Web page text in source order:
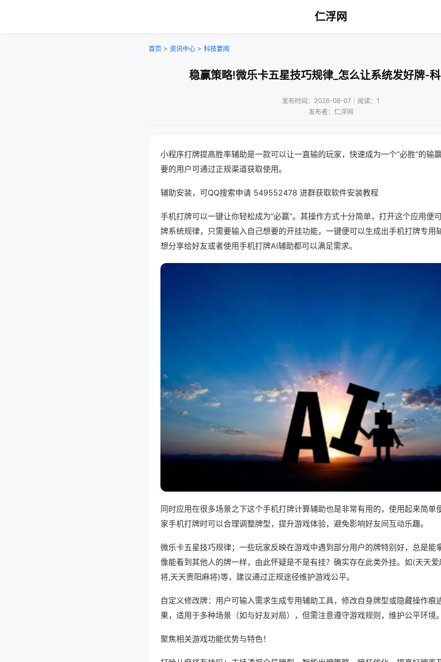
仁浮网
首页 > 资讯中心 > 科技要闻
稳赢策略!微乐卡五星技巧规律_怎么让系统发好牌-
发布时间：2026-08-07｜阅读：1
发布者：仁浮网
小程序打牌提高胜率辅助是一款可以让一直输的玩家，快速成为一个“必胜”的输
要的用户可通过正规渠道获取使用。
辅助安装，可QQ搜索申请 549552478 进群获取软件安装教程
手机打牌可以一键让你轻松成为“必赢”。其操作方式十分简单，打开这个应用便
牌系统规律，只需要输入自己想要的开挂功能，一键便可以生成出手机打牌专用
想分享给好友或者使用手机打牌AI辅助都可以满足需求。
同时应用在很多场景之下这个手机打牌计算辅助也是非常有用的，使用起来简单
家手机打牌时可以合理调整牌型，提升游戏体验，避免影响好友间互动乐趣。
微乐卡五星技巧规律；一些玩家反映在游戏中遇到部分用户的牌特别好，总是能
像能看到其他人的牌一样，由此怀疑是不是有挂？确实存在此类外挂。如(天天
将,天天贵阳麻将)等，建议通过正规途径维护游戏公平。
自定义修改牌：用户可输入需求生成专用辅助工具，修改自身牌型或隐藏操作痕
果，适用于多种场景（如与好友对局），但需注意遵守游戏规则，维护公平环境
聚焦相关游戏功能优势与特色！